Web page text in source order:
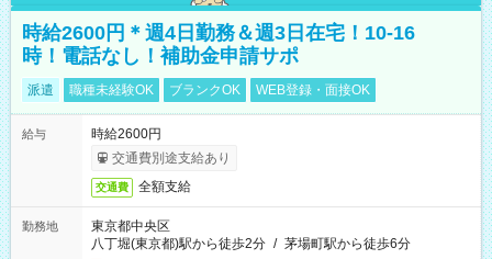
時給2600円＊週4日勤務＆週3日在宅！10-16
時！電話なし！補助金申請サポ
派遣 職種未経験OK ブランクOK WEB登録・面接OK
給与
時給2600円
交通費別途支給あり
交通費 全額支給
勤務地
東京都中央区
八丁堀(東京都)駅から徒歩2分 / 茅場町駅から徒歩6分